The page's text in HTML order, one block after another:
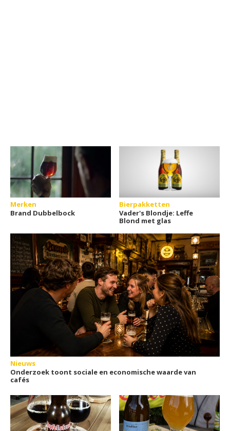
Merken
Brand Dubbelbock
Bierpakketten
Vader's Blondje: Leffe
Blond met glas
Nieuws
Onderzoek toont sociale en economische waarde van
cafés